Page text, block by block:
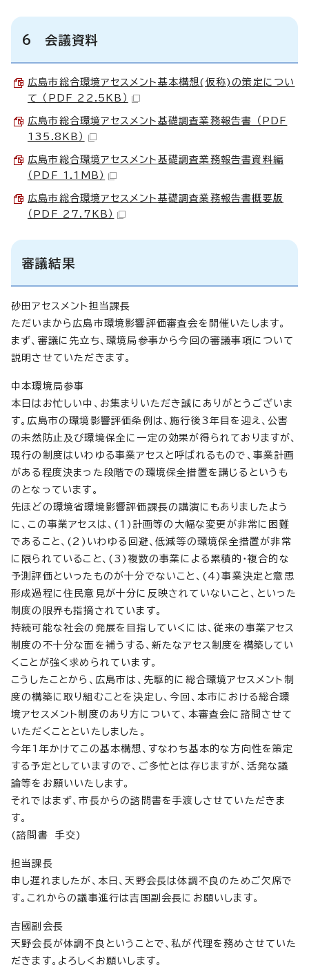
6 会議資料
広島市総合環境アセスメント基本構想(仮称)の策定につい
て （PDF 22.5KB）
広島市総合環境アセスメント基礎調査業務報告書 （PDF
135.8KB）
広島市総合環境アセスメント基礎調査業務報告書資料編
（PDF 1.1MB）
広島市総合環境アセスメント基礎調査業務報告書概要版
（PDF 27.7KB）
審議結果
砂田アセスメント担当課長
ただいまから広島市環境影響評価審査会を開催いたします。
まず、審議に先立ち、環境局参事から今回の審議事項について
説明させていただきます。
中本環境局参事
本日はお忙しい中、お集まりいただき誠にありがとうございま
す。広島市の環境影響評価条例は、施行後3年目を迎え、公害
の未然防止及び環境保全に一定の効果が得られておりますが、
現行の制度はいわゆる事業アセスと呼ばれるもので、事業計画
がある程度決まった段階での環境保全措置を講じるというも
のとなっています。
先ほどの環境省環境影響評価課長の講演にもありましたよう
に、この事業アセスは、(1)計画等の大幅な変更が非常に困難
であること、(2)いわゆる回避、低減等の環境保全措置が非常
に限られていること、(3)複数の事業による累積的・複合的な
予測評価といったものが十分でないこと、(4)事業決定と意思
形成過程に住民意見が十分に反映されていないこと、といった
制度の限界も指摘されています。
持続可能な社会の発展を目指していくには、従来の事業アセス
制度の不十分な面を補うする、新たなアセス制度を構築してい
くことが強く求められています。
こうしたことから、広島市は、先駆的に総合環境アセスメント制
度の構築に取り組むことを決定し、今回、本市における総合環
境アセスメント制度のあり方について、本審査会に諮問させて
いただくことといたしました。
今年1年かけてこの基本構想、すなわち基本的な方向性を策定
する予定としていますので、ご多忙とは存じますが、活発な議
論等をお願いいたします。
それではまず、市長からの諮問書を手渡しさせていただきま
す。
(諮問書 手交)
担当課長
申し遅れましたが、本日、天野会長は体調不良のためご欠席で
す。これからの議事進行は吉国副会長にお願いします。
吉國副会長
天野会長が体調不良ということで、私が代理を務めさせていた
だきます。よろしくお願いします。